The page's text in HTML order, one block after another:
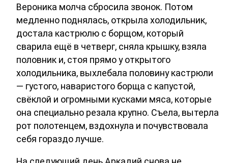
Вероника молча сбросила звонок. Потом
медленно поднялась, открыла холодильник,
достала кастрюлю с борщом, который
сварила ещё в четверг, сняла крышку, взяла
половник и, стоя прямо у открытого
холодильника, выхлебала половину кастрюли
— густого, наваристого борща с капустой,
свёклой и огромными кусками мяса, которые
она специально резала крупно. Съела, вытерла
рот полотенцем, вздохнула и почувствовала
себя гораздо лучше.